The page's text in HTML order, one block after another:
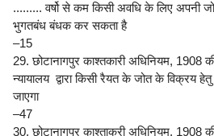
......... वर्षो से कम किसी अवधि के लिए अपनी
भुगतबंध बंधक कर सकता है
–15
29. छोटानागपुर काश्तकारी अधिनियम, 1908
न्यायालय द्वारा किसी रैयत के जोत के विक्रय
जाएगा
–47
30. छोटानागपुर काश्ताकरी अधिनियम, 1908